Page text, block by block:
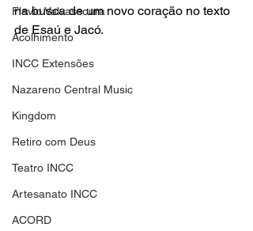
Flavio Valvassoura
Acolhimento
INCC Extensões
Nazareno Central Music
Kingdom
Retiro com Deus
Teatro INCC
Artesanato INCC
ACORD
na busca de um novo coração no texto
de Esaú e Jacó.